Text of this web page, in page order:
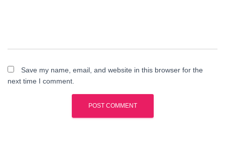
Save my name, email, and website in this browser for the
next time I comment.